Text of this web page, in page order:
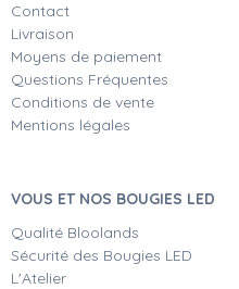
Contact
Livraison
Moyens de paiement
Questions Fréquentes
Conditions de vente
Mentions légales
VOUS ET NOS BOUGIES LED
Qualité Bloolands
Sécurité des Bougies LED
L'Atelier